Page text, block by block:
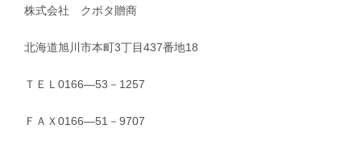
株式会社 クボタ贈商
北海道旭川市本町3丁目437番地18
ＴＥＬ0166―53－1257
ＦＡＸ0166―51－9707